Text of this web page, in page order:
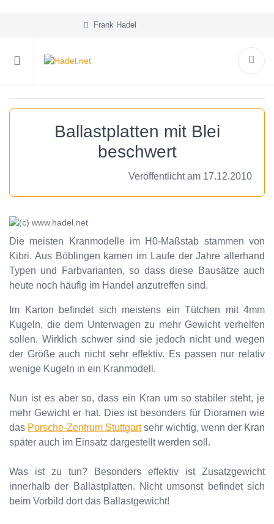
Frank Hadel
Ballastplatten mit Blei
beschwert
Veröffentlicht am 17.12.2010
Die meisten Kranmodelle im H0-Maßstab stammen von
Kibri. Aus Böblingen kamen im Laufe der Jahre allerhand
Typen und Farbvarianten, so dass diese Bausätze auch
heute noch häufig im Handel anzutreffen sind.
Im Karton befindet sich meistens ein Tütchen mit 4mm
Kugeln, die dem Unterwagen zu mehr Gewicht verhelfen
sollen. Wirklich schwer sind sie jedoch nicht und wegen
der Größe auch nicht sehr effektiv. Es passen nur relativ
wenige Kugeln in ein Kranmodell.
Nun ist es aber so, dass ein Kran um so stabiler steht, je
mehr Gewicht er hat. Dies ist besonders für Dioramen wie
das Porsche-Zentrum Stuttgartsehr wichtig, wenn der Kran
später auch im Einsatz dargestellt werden soll.
Was ist zu tun? Besonders effektiv ist Zusatzgewicht
innerhalb der Ballastplatten. Nicht umsonst befindet sich
beim Vorbild dort das Ballastgewicht!